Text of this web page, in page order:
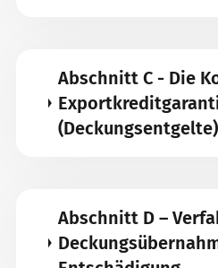
Abschnitt C - Die
(Deckungsentgelte)
Abschnitt D –